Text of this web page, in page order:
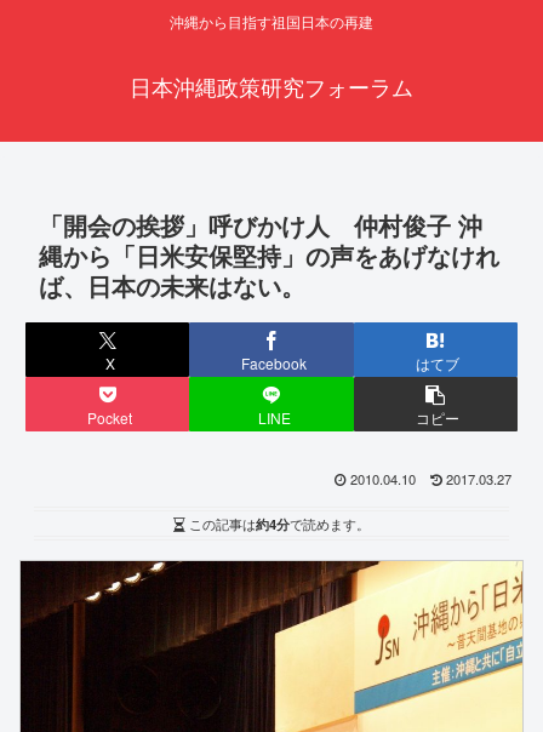
沖縄から目指す祖国日本の再建
日本沖縄政策研究フォーラム
「開会の挨拶」呼びかけ人 仲村俊子 沖
縄から「日米安保堅持」の声をあげなけれ
ば、日本の未来はない。
X Facebook はてブ
Pocket LINE コピー
2010.04.10 2017.03.27
この記事は約4分で読めます。